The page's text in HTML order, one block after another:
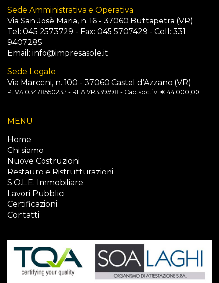
Sede Amministrativa e Operativa
Via San Josè Maria, n. 16 - 37060 Buttapetra (VR)
Tel: 045 2573729 - Fax: 045 5707429 - Cell: 331
9407285
Email: info@impresasole.it
Sede Legale
Via Marconi, n. 100 - 37060 Castel d’Azzano (VR)
P.IVA 03478550233 - REA VR339598 - Cap.soc.i.v. € 44.000,00
MENU
Home
Chi siamo
Nuove Costruzioni
Restauro e Ristrutturazioni
S.O.L.E. Immobiliare
Lavori Pubblici
Certificazioni
Contatti